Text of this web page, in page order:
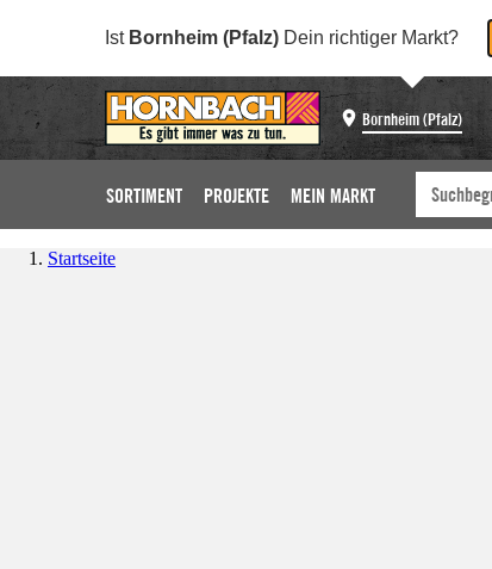
Ist Bornheim (Pfalz) Dein richtiger Markt?
Bornheim (Pfalz)
SORTIMENT PROJEKTE MEIN MARKT
Startseite